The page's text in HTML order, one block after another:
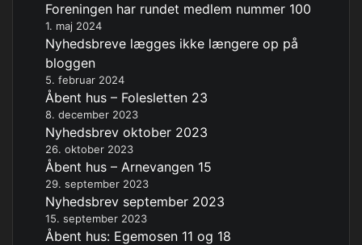
Foreningen har rundet medlem nummer 100
1. maj 2024
Nyhedsbreve lægges ikke længere op på
bloggen
5. februar 2024
Åbent hus – Folesletten 23
8. december 2023
Nyhedsbrev oktober 2023
26. oktober 2023
Åbent hus – Arnevangen 15
29. september 2023
Nyhedsbrev september 2023
15. september 2023
Åbent hus: Egemosen 11 og 18